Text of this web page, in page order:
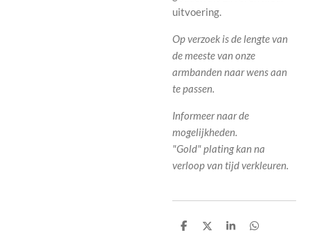
uitvoering.
Op verzoek is de lengte van
de meeste van onze
armbanden naar wens aan
te passen.
Informeer naar de
mogelijkheden.
"Gold" plating kan na
verloop van tijd verkleuren.
D
D
S
D